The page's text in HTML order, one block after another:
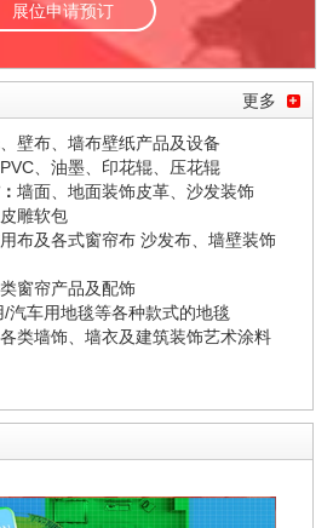
展位申请预订
更多
壁布、墙布壁纸产品及设备
、油墨、印花辊、压花辊
墙面、地面装饰皮革、沙发装饰
雕软包
布及各式窗帘布 沙发布、墙壁装饰
窗帘产品及配饰
/汽车用地毯等各种款式的地毯
各类墙饰、墙衣及建筑装饰艺术涂料